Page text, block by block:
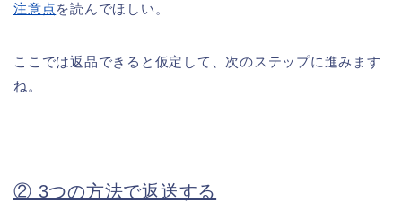
注意点を読んでほしい。
ここでは返品できると仮定して、次のステップに進みます
ね。
② 3つの方法で返送する